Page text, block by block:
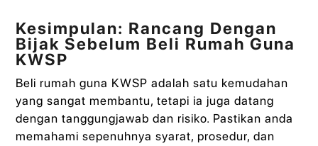
Kesimpulan: Rancang Dengan
Bijak Sebelum Beli Rumah Guna
KWSP
Beli rumah guna KWSP adalah satu kemudahan
yang sangat membantu, tetapi ia juga datang
dengan tanggungjawab dan risiko. Pastikan anda
memahami sepenuhnya syarat, prosedur, dan